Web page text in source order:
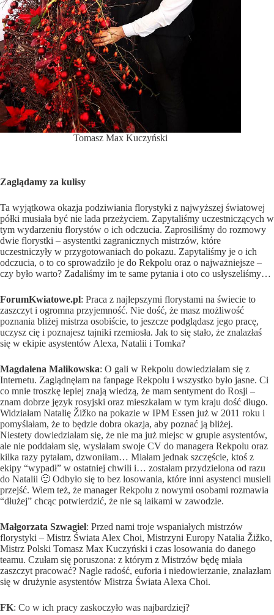
Tomasz Max Kuczyński
Zaglądamy za kulisy
Ta wyjątkowa okazja podziwiania florystyki z najwyższej światowej
półki musiała być nie lada przeżyciem. Zapytaliśmy uczestniczących w
tym wydarzeniu florystów o ich odczucia. Zaprosiliśmy do rozmowy
dwie florystki – asystentki zagranicznych mistrzów, które
uczestniczyły w przygotowaniach do pokazu. Zapytaliśmy je o ich
odczucia, o to co sprowadziło je do Rekpolu oraz o najważniejsze –
czy było warto? Zadaliśmy im te same pytania i oto co usłyszeliśmy…
ForumKwiatowe.pl: Praca z najlepszymi florystami na świecie to
zaszczyt i ogromna przyjemność. Nie dość, że masz możliwość
poznania bliżej mistrza osobiście, to jeszcze podglądasz jego pracę,
uczysz cię i poznajesz tajniki rzemiosła. Jak to się stało, że znalazłaś
się w ekipie asystentów Alexa, Natalii i Tomka?
Magdalena Malikowska: O gali w Rekpolu dowiedziałam się z
Internetu. Zaglądnęłam na fanpage Rekpolu i wszystko było jasne. Ci
co mnie troszkę lepiej znają wiedzą, że mam sentyment do Rosji –
znam dobrze język rosyjski oraz mieszkałam w tym kraju dość długo.
Widziałam Natalię Žižko na pokazie w IPM Essen już w 2011 roku i
pomyślałam, że to będzie dobra okazja, aby poznać ją bliżej.
Niestety dowiedziałam się, że nie ma już miejsc w grupie asystentów,
ale nie poddałam się, wysłałam swoje CV do managera Rekpolu oraz
kilka razy pytałam, dzwoniłam… Miałam jednak szczęście, ktoś z
ekipy “wypadł” w ostatniej chwili i… zostałam przydzielona od razu
do Natalii 🙂 Odbyło się to bez losowania, które inni asystenci musieli
przejść. Wiem też, że manager Rekpolu z nowymi osobami rozmawia
“dłużej” chcąc potwierdzić, że nie są laikami w zawodzie.
Małgorzata Szwagiel: Przed nami troje wspaniałych mistrzów
florystyki – Mistrz Świata Alex Choi, Mistrzyni Europy Natalia Žižko,
Mistrz Polski Tomasz Max Kuczyński i czas losowania do danego
teamu. Czułam się poruszona: z którym z Mistrzów będę miała
zaszczyt pracować? Nagle radość, euforia i niedowierzanie, znalazłam
się w drużynie asystentów Mistrza Świata Alexa Choi.
FK: Co w ich pracy zaskoczyło was najbardziej?